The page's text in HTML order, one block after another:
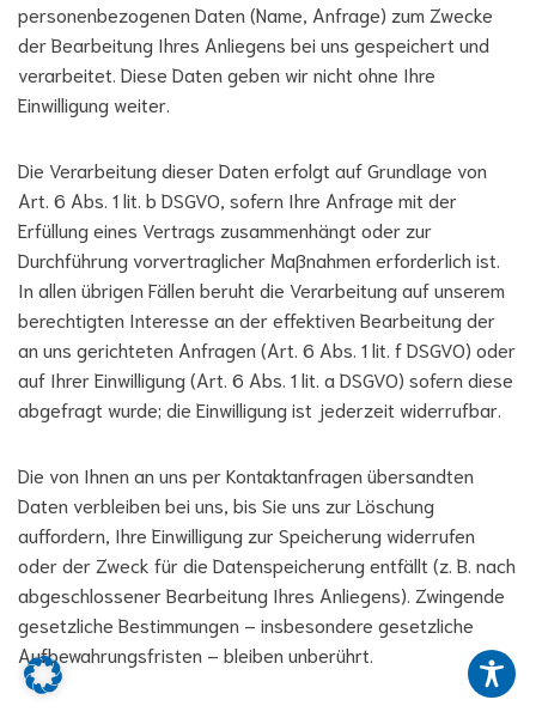
personenbezogenen Daten (Name, Anfrage) zum Zwecke
der Bearbeitung Ihres Anliegens bei uns gespeichert und
verarbeitet. Diese Daten geben wir nicht ohne Ihre
Einwilligung weiter.
Die Verarbeitung dieser Daten erfolgt auf Grundlage von
Art. 6 Abs. 1 lit. b DSGVO, sofern Ihre Anfrage mit der
Erfüllung eines Vertrags zusammenhängt oder zur
Durchführung vorvertraglicher Maßnahmen erforderlich ist.
In allen übrigen Fällen beruht die Verarbeitung auf unserem
berechtigten Interesse an der effektiven Bearbeitung der
an uns gerichteten Anfragen (Art. 6 Abs. 1 lit. f DSGVO) oder
auf Ihrer Einwilligung (Art. 6 Abs. 1 lit. a DSGVO) sofern diese
abgefragt wurde; die Einwilligung ist jederzeit widerrufbar.
Die von Ihnen an uns per Kontaktanfragen übersandten
Daten verbleiben bei uns, bis Sie uns zur Löschung
auffordern, Ihre Einwilligung zur Speicherung widerrufen
oder der Zweck für die Datenspeicherung entfällt (z. B. nach
abgeschlossener Bearbeitung Ihres Anliegens). Zwingende
gesetzliche Bestimmungen – insbesondere gesetzliche
Aufbewahrungsfristen – bleiben unberührt.